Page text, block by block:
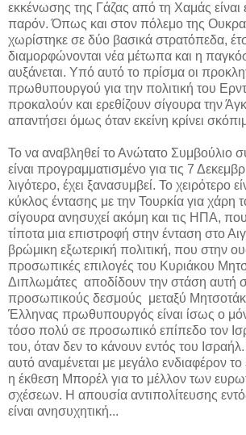
εκκένωσης της Γάζας από τη Χαμάς είναι
παρόν. Όπως και στον πόλεμο της
χωρίστηκε σε δύο βασικά στρατόπεδα,
διαμορφώνονται νέα μέτωπα και η
αυξάνεται. Υπό αυτό το πρίσμα οι
πρωθυπουργού για την πολιτική του
προκαλούν και ερεθίζουν σίγουρα την
απαντήσει όμως όταν εκείνη κρίνει
Το να αναβληθεί το Ανώτατο Συμβούλιο
είναι προγραμματισμένο για τις 7
λιγότερο, έχει ξανασυμβεί. Το χειρότερο
κύκλος έντασης με την Τουρκία για χάρη
σίγουρα ανησυχεί ακόμη και τις ΗΠΑ,
τίποτα μια επιστροφή στην ένταση στο
βρώμικη εξωτερική πολιτική, που στην
προσωπικές επιλογές του Κυριάκου
Διπλωμάτες αποδίδουν την στάση αυτή
προσωπικούς δεσμούς μεταξύ
Έλληνας πρωθυπουργός είναι ίσως ο
τόσο πολύ σε προσωπικό επίπεδο τον
του, όταν δεν το κάνουν εντός του
αυτό αναμένεται με μεγάλο ενδιαφέρον
η έκθεση Μπορέλ για το μέλλον των
σχέσεων. Η απουσία αντιπολίτευσης
είναι ανησυχητική...